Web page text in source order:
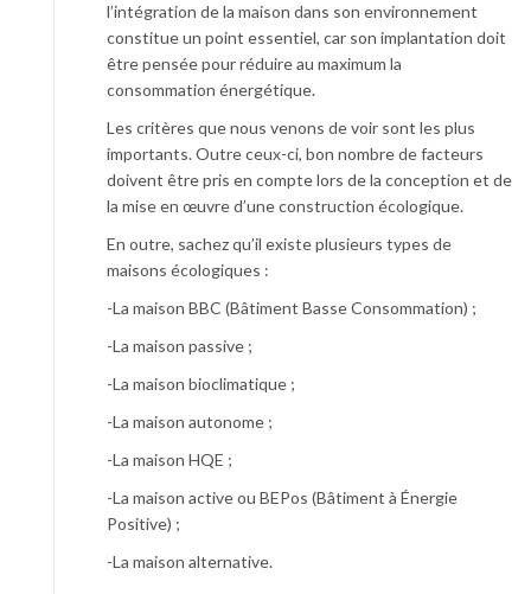
l’intégration de la maison dans son environnement
constitue un point essentiel, car son implantation doit
être pensée pour réduire au maximum la
consommation énergétique.
Les critères que nous venons de voir sont les plus
importants. Outre ceux-ci, bon nombre de facteurs
doivent être pris en compte lors de la conception et de
la mise en œuvre d’une construction écologique.
En outre, sachez qu’il existe plusieurs types de
maisons écologiques :
-La maison BBC (Bâtiment Basse Consommation) ;
-La maison passive ;
-La maison bioclimatique ;
-La maison autonome ;
-La maison HQE ;
-La maison active ou BEPos (Bâtiment à Énergie
Positive) ;
-La maison alternative.